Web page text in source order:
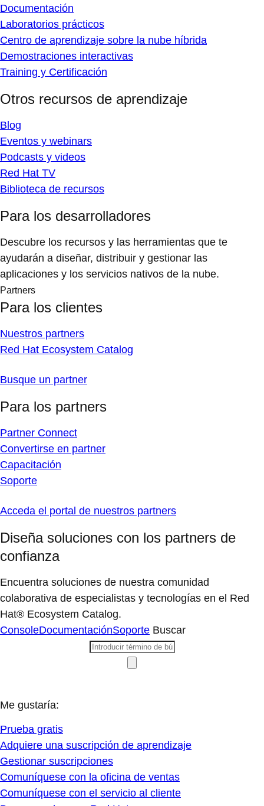
Documentación
Laboratorios prácticos
Centro de aprendizaje sobre la nube híbrida
Demostraciones interactivas
Training y Certificación
Otros recursos de aprendizaje
Blog
Eventos y webinars
Podcasts y videos
Red Hat TV
Biblioteca de recursos
Para los desarrolladores
Descubre los recursos y las herramientas que te
ayudarán a diseñar, distribuir y gestionar las
aplicaciones y los servicios nativos de la nube.
Partners
Para los clientes
Nuestros partners
Red Hat Ecosystem Catalog
Busque un partner
Para los partners
Partner Connect
Convertirse en partner
Capacitación
Soporte
Acceda el portal de nuestros partners
Diseña soluciones con los partners de
confianza
Encuentra soluciones de nuestra comunidad
colaborativa de especialistas y tecnologías en el Red
Hat® Ecosystem Catalog.
ConsoleDocumentaciónSoporte Buscar
Me gustaría:
Prueba gratis
Adquiere una suscripción de aprendizaje
Gestionar suscripciones
Comuníquese con la oficina de ventas
Comuníquese con el servicio al cliente